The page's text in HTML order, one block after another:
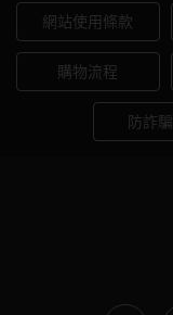
oddI's
藥水保養液
網站使用條款
購物流程
防詐